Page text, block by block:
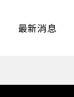
最新消息